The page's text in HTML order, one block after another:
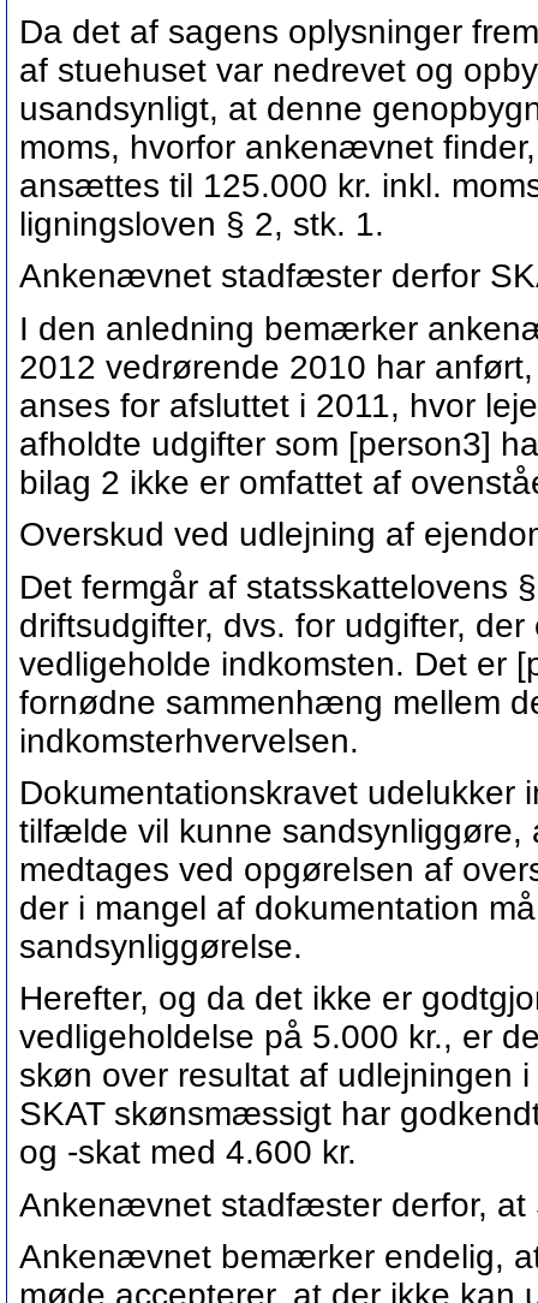
Da det af sagens oplysninger
af stuehuset var nedrevet og
usandsynligt, at denne
moms, hvorfor ankenævnet
ansættes til 125.000 kr. inkl.
ligningsloven § 2, stk. 1.
Ankenævnet stadfæster derfor
I den anledning bemærker
2012 vedrørende 2010 har
anses for afsluttet i 2011, hvor
afholdte udgifter som [person3]
bilag 2 ikke er omfattet af
Overskud ved udlejning af
Det fermgår af statsskattelovens
driftsudgifter, dvs. for udgifter,
vedligeholde indkomsten. Det er
fornødne sammenhæng mellem
indkomsterhvervelsen.
Dokumentationskravet
tilfælde vil kunne
medtages ved opgørelsen af
der i mangel af dokumentation
sandsynliggørelse.
Herefter, og da det ikke er
vedligeholdelse på 5.000 kr., er
skøn over resultat af
SKAT skønsmæssigt har
og -skat med 4.600 kr.
Ankenævnet stadfæster derfor, at
Ankenævnet bemærker endelig,
møde accepterer, at der ikke kan